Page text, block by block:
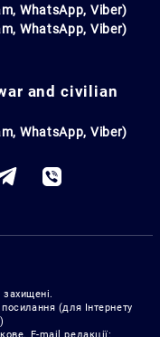
WhatsApp, Viber)
WhatsApp, Viber)
and civilian
WhatsApp, Viber)
(для Інтернету